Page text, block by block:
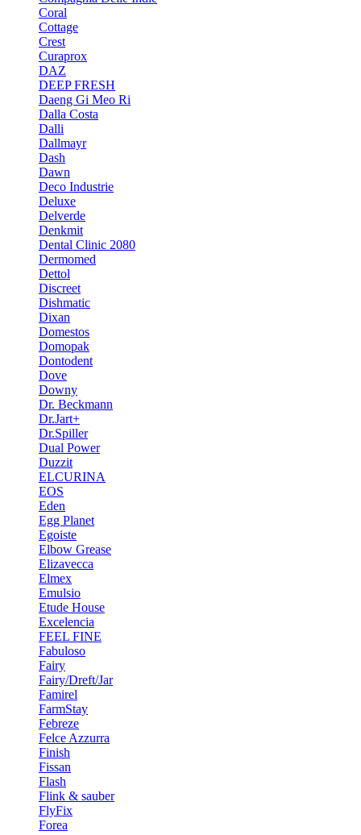
Coral
Cottage
Crest
Curaprox
DAZ
DEEP FRESH
Daeng Gi Meo Ri
Dalla Costa
Dalli
Dallmayr
Dash
Dawn
Deco Industrie
Deluxe
Delverde
Denkmit
Dental Clinic 2080
Dermomed
Dettol
Discreet
Dishmatic
Dixan
Domestos
Domopak
Dontodent
Dove
Downy
Dr. Beckmann
Dr.Jart+
Dr.Spiller
Dual Power
Duzzit
ELCURINA
EOS
Eden
Egg Planet
Egoiste
Elbow Grease
Elizavecca
Elmex
Emulsio
Etude House
Excelencia
FEEL FINE
Fabuloso
Fairy
Fairy/Dreft/Jar
Famirel
FarmStay
Febreze
Felce Azzurra
Finish
Fissan
Flash
Flink & sauber
FlyFix
Forea